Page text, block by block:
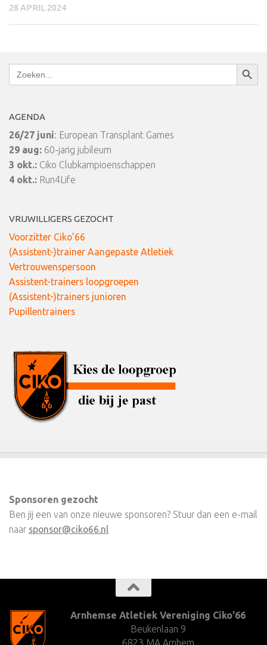
28 APRIL 2024
Zoek
naar:
AGENDA
26/27 juni: European Transplant Games
29 aug: 60-jarig jubileum
3 okt.: Ciko Clubkampioenschappen
4 okt.: Run4Life
VRIJWILLIGERS GEZOCHT
Voorzitter Ciko’66
(Assistent-)trainer Aangepaste Atletiek
Vertrouwenspersoon
Assistent-trainers loopgroepen
(Assistent-)trainers junioren
Pupillentrainers
Sponsoren gezocht
Ben jij een van onze nieuwe sponsoren? Stuur dan een e-mail
naar sponsor@ciko66.nl
Arnhemse Atletiek Vereniging Ciko'66
Beukenlaan 9
6823 MA Arnhem